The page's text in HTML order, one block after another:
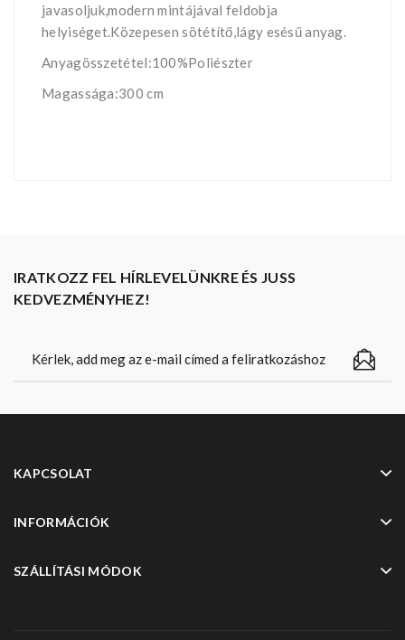
javasoljuk,modern mintájával feldobja
helyiséget.Közepesen sötétítő,lágy esésű anyag.
Anyagösszetétel:100%Poliészter
Magassága:300 cm
IRATKOZZ FEL HÍRLEVELÜNKRE ÉS JUSS
KEDVEZMÉNYHEZ!
KAPCSOLAT
INFORMÁCIÓK
SZÁLLÍTÁSI MÓDOK